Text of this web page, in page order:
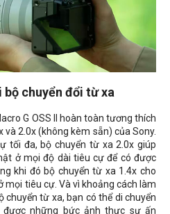
bộ chuyển đổi từ xa
G OSS II hoàn toàn tương thích
2.0x (không kèm sẵn) của Sony.
tối đa, bộ chuyển từ xa 2.0x giúp
ở mọi độ dài tiêu cự để có được
khi đó bộ chuyển từ xa 1.4x cho
mọi tiêu cự. Và vì khoảng cách làm
chuyển từ xa, bạn có thể di chuyển
những bức ảnh thực sự ấn